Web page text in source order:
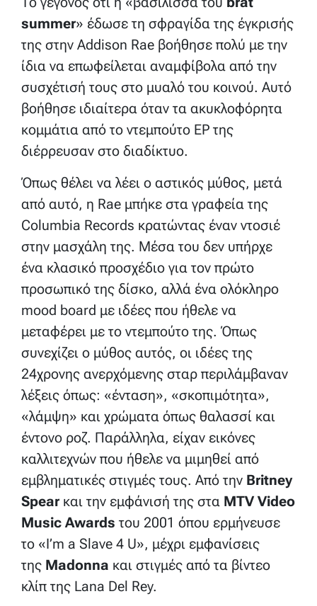
summer» έδωσε τη σφραγίδα της έγκρισής
της στην Addison Rae βοήθησε πολύ με την
ίδια να επωφείλεται αναμφίβολα από την
συσχέτισή τους στο μυαλό του κοινού. Αυτό
βοήθησε ιδιαίτερα όταν τα ακυκλοφόρητα
κομμάτια από το ντεμπούτο EP της
διέρρευσαν στο διαδίκτυο.
Όπως θέλει να λέει ο αστικός μύθος, μετά
από αυτό, η Rae μπήκε στα γραφεία της
Columbia Records κρατώντας έναν ντοσιέ
στην μασχάλη της. Μέσα του δεν υπήρχε
ένα κλασικό προσχέδιο για τον πρώτο
προσωπικό της δίσκο, αλλά ένα ολόκληρο
mood board με ιδέες που ήθελε να
μεταφέρει με το ντεμπούτο της. Όπως
συνεχίζει ο μύθος αυτός, οι ιδέες της
24χρονης ανερχόμενης σταρ περιλάμβαναν
λέξεις όπως: «ένταση», «σκοπιμότητα»,
«λάμψη» και χρώματα όπως θαλασσί και
έντονο ροζ. Παράλληλα, είχαν εικόνες
καλλιτεχνών που ήθελε να μιμηθεί από
εμβληματικές στιγμές τους. Από την Britney
Spear και την εμφάνισή της στα MTV Video
Music Awards του 2001 όπου ερμήνευσε
το «I’m a Slave 4 U», μέχρι εμφανίσεις
της Madonna και στιγμές από τα βίντεο
κλίπ της Lana Del Rey.